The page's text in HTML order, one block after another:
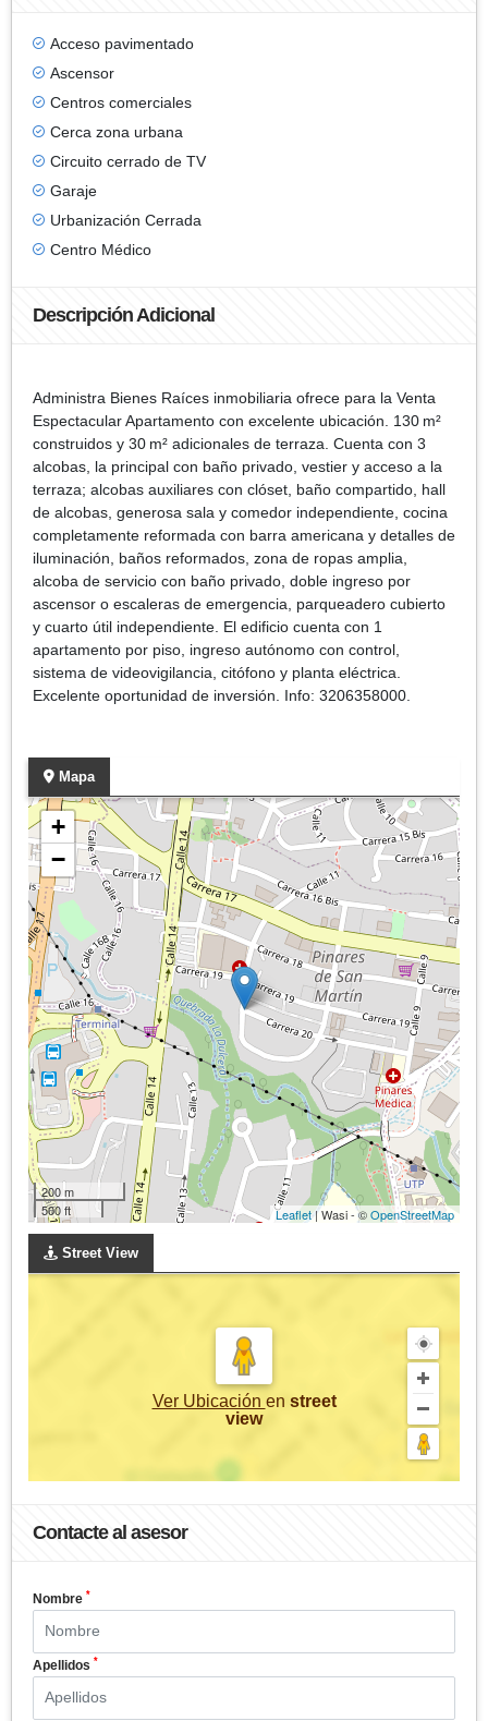
Acceso pavimentado
Ascensor
Centros comerciales
Cerca zona urbana
Circuito cerrado de TV
Garaje
Urbanización Cerrada
Centro Médico
Descripción Adicional
Administra Bienes Raíces inmobiliaria ofrece para la Venta
Espectacular Apartamento con excelente ubicación. 130 m²
construidos y 30 m² adicionales de terraza. Cuenta con 3
alcobas, la principal con baño privado, vestier y acceso a la
terraza; alcobas auxiliares con clóset, baño compartido, hall
de alcobas, generosa sala y comedor independiente, cocina
completamente reformada con barra americana y detalles de
iluminación, baños reformados, zona de ropas amplia,
alcoba de servicio con baño privado, doble ingreso por
ascensor o escaleras de emergencia, parqueadero cubierto
y cuarto útil independiente. El edificio cuenta con 1
apartamento por piso, ingreso autónomo con control,
sistema de videovigilancia, citófono y planta eléctrica.
Excelente oportunidad de inversión. Info: 3206358000.
Mapa
+
−
200 m
500 ft
Leaflet| Wasi - ©OpenStreetMap
Street View
Ver Ubicación en street
view
Contacte al asesor
Nombre *
Apellidos *